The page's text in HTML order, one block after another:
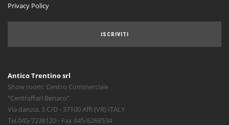
Privacy Policy
ISCRIVITI
Antico Trentino srl
Show room: Centro Commerciale
“Centraffari Benaco”
Via danzia, 3 C/D - 37100 Affi (VR) ITALY
Tel.045/7238120 - Fax 045/6268534